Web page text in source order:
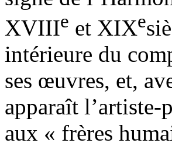
XVIIIe et XIXe
intérieure du
ses œuvres, et,
apparaît
aux « frères